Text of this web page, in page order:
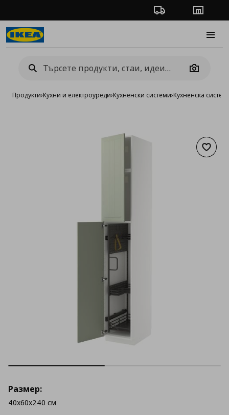
Проследяване на
Camera
Продукти›Кухни и електроуреди›Кухненски системи›Кухненска
Размер:
40x60x240 см